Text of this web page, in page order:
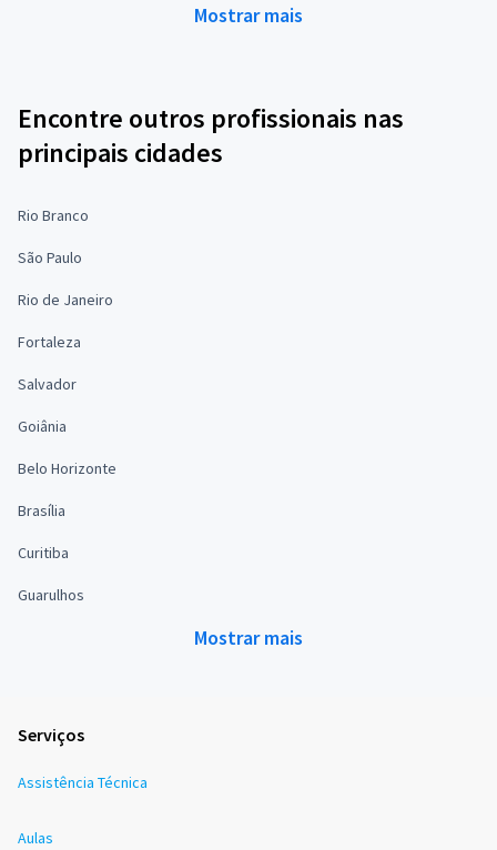
Mostrar mais
Encontre outros profissionais nas
principais cidades
Rio Branco
São Paulo
Rio de Janeiro
Fortaleza
Salvador
Goiânia
Belo Horizonte
Brasília
Curitiba
Guarulhos
Mostrar mais
Serviços
Assistência Técnica
Aulas